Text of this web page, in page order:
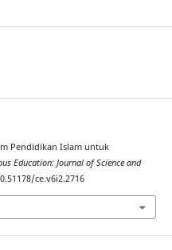
Pendidikan Islam untuk
Education: Journal of Science and
ce.v6i2.2716